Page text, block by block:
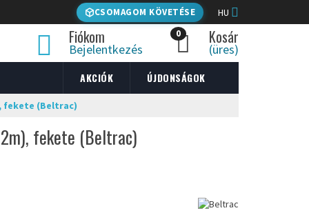
CSOMAGOM KÖVETÉSE HU
Fiókom
Bejelentkezés
0 Kosár
(üres)
AKCIÓK ÚJDONSÁGOK
fekete (Beltrac)
fekete (Beltrac)